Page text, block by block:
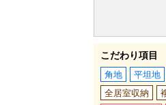
こだわり項目
角地 平坦地
全居室収納